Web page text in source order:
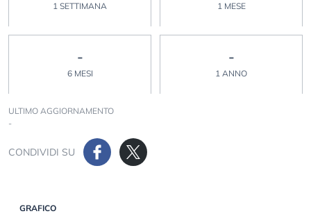
1 SETTIMANA 1 MESE
-
6 MESI
-
1 ANNO
ULTIMO AGGIORNAMENTO
-
CONDIVIDI SU
GRAFICO